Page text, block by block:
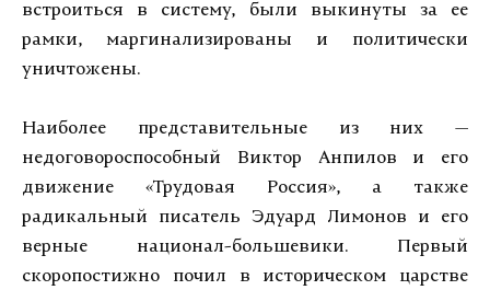
встроиться в систему, были выкинуты за ее
рамки, маргинализированы и политически
уничтожены.
Наиболее представительные из них —
недоговороспособный Виктор Анпилов и его
движение «Трудовая Россия», а также
радикальный писатель Эдуард Лимонов и его
верные национал-большевики. Первый
скоропостижно почил в историческом царстве